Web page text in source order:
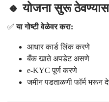
🔸 योजना सुरू
✅या गोष्टी वेळेवर करा:
आधार कार्ड लिंक करणे
बँक खाते अपडेट असणे
e-KYC पूर्ण करणे
जमीन पडताळणी फॉर्म भरून